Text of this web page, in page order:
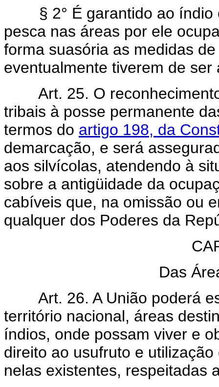
§ 2° É garantido ao índio
pesca nas áreas por ele
forma suasória as medidas
eventualmente tiverem de ser
Art. 25. O
tribais à posse permanente
termos do artigo 198, da
demarcação, e será
aos silvícolas, atendendo à
sobre a antigüidade da
cabíveis que, na omissão ou
qualquer dos Poderes da
Das
Art. 26. A União poderá
território nacional, áreas
índios, onde possam viver e
direito ao usufruto e
nelas existentes, respeitadas